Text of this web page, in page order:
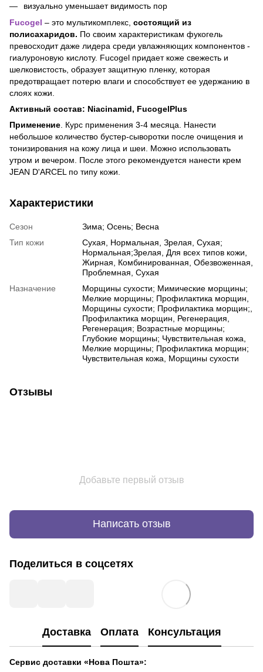
визуально уменьшает видимость пор
Fucogel – это мультикомплекс, состоящий из
полисахаридов. По своим характеристикам фукогель
превосходит даже лидера среди увлажняющих компонентов -
гиалуроновую кислоту. Fucogel придает коже свежесть и
шелковистость, образует защитную пленку, которая
предотвращает потерю влаги и способствует ее удержанию в
слоях кожи.
Активный состав: Niacinamid, FucogelPlus
Применение . Курс применения 3-4 месяца. Нанести
небольшое количество бустер-сыворотки после очищения и
тонизирования на кожу лица и шеи. Можно использовать
утром и вечером. После этого рекомендуется нанести крем
JEAN D'ARCEL по типу кожи.
Характеристики
Сезон
Зима; Осень; Весна
Тип кожи
Сухая, Нормальная, Зрелая, Сухая;
Нормальная;Зрелая, Для всех типов кожи,
Жирная, Комбинированная, Обезвоженная,
Проблемная, Сухая
Назначение
Морщины сухости; Мимические морщины;
Мелкие морщины; Профилактика морщин,
Морщины сухости; Профилактика морщин;,
Профилактика морщин, Регенерация,
Регенерация; Возрастные морщины;
Глубокие морщины; Чувствительная кожа,
Мелкие морщины; Профилактика морщин;
Чувствительная кожа, Морщины сухости
Отзывы
Добавьте первый отзыв
Написать отзыв
Поделиться в соцсетях
Доставка Оплата Консультация
Сервис доставки «Нова Пошта»: